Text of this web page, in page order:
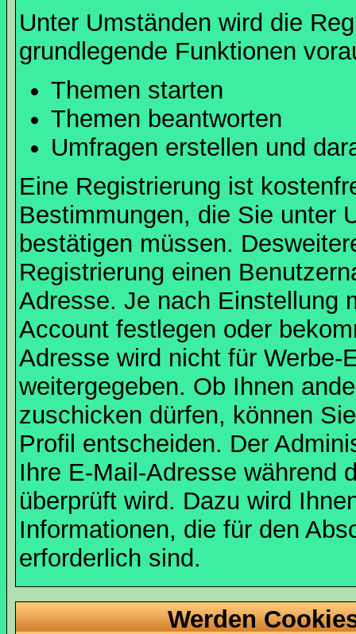
Unter Umständen wird die
grundlegende Funktionen
Themen starten
Themen beantworten
Umfragen erstellen und
Eine Registrierung ist
Bestimmungen, die Sie unter
bestätigen müssen.
Registrierung einen
Adresse. Je nach Einstellung
Account festlegen oder
Adresse wird nicht für
weitergegeben. Ob Ihnen
zuschicken dürfen, können
Profil entscheiden. Der
Ihre E-Mail-Adresse während
überprüft wird. Dazu wird
Informationen, die für den
erforderlich sind.
Werden